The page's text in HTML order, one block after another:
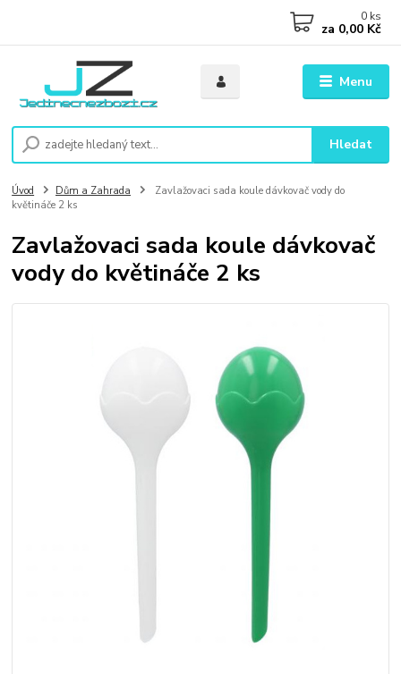
Menu
Hledat
0 ks
za 0,00 Kč
Úvod Dům a Zahrada
Zavlažovaci sada koule dávkovač vody do
květináče 2 ks
Zavlažovaci sada koule dávkovač
vody do květináče 2 ks